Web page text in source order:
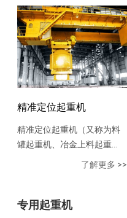
▲自动避障与抓取共谋发
展，合作共赢河南矿山在
2018年度当选为宝钢湛江**
供应商，常年为韶钢天车备
品备件年标合作单位；为韶
钢研制首台无人化天车，应
间。强强联合河南矿山自
2015年至今，产销量、市场
占有率居于国内同行业前
加工机器人，其中包括100余
线，是***绿色工厂，荣
获“河南省智能工厂”、“河南
与汇集输送机间设置有防叠
包、防撞包的控制装置，保
证料袋输送顺畅。采用进口
高质量传感器，配置有光电
计数器系统，记录班产，日
计数准确。基于PLC控制的故
统，如出现机器故障、塞
包、堵包异常现象，码垛输
送控制系统可控制由前到后
场监测控制元器件采用西门
结壳,向电解槽加氧化铝及氟
化盐等电解质； (2)加料,向
电解槽加氧化铝及氟化盐等
电解质； (3)更换阳极,拧开
提起及落下拧紧螺旋夹具，
吊走残极，更换新阳极； (4)
捞渣,拧开提起及落下拧紧螺
阳极； (5)出铝,抽真空、出
铝、吊运并计量（单包和累
加）及显示，实施打印； (6)
装和检修电解槽上部结构和
精准定位起重机
精准定位起重机（又称为料
罐起重机、冶金上料起重
机），该起重机主要应用于
料罐，中控室控制，能实现
了解更多 >>
专用起重机